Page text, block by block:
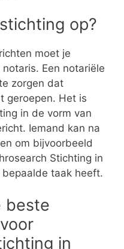
op?
moet je
Een notariële
zorgen dat
geroepen. Het is
in de vorm van
Iemand kan na
om bijvoorbeeld
Stichting in
taak heeft.
beste
in